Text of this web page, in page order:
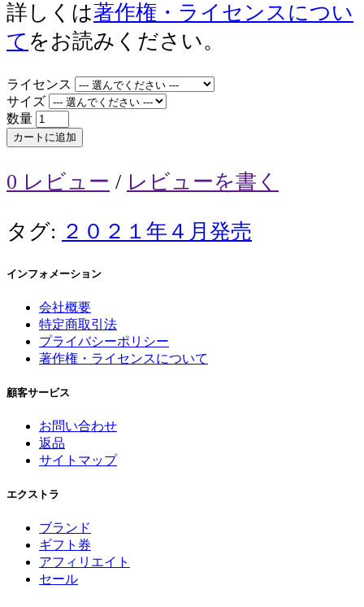
詳しくは著作権・ライセンスについ
て をお読みください。
ライセンス
サイズ
数量
カートに追加
0 レビュー / レビューを書く
タグ: ２０２１年４月発売
インフォメーション
会社概要
特定商取引法
プライバシーポリシー
著作権・ライセンスについて
顧客サービス
お問い合わせ
返品
サイトマップ
エクストラ
ブランド
ギフト券
アフィリエイト
セール